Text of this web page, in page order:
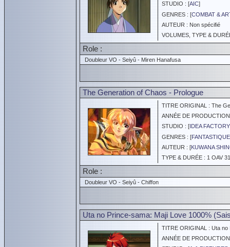
STUDIO : [AIC]
GENRES : [COMBAT &
AUTEUR : Non spécifié
VOLUMES, TYPE &
Role :
Doubleur VO - Seiyû - Miren Hanafusa
The Generation of Chaos - Prologue
TITRE ORIGINAL : The
ANNÉE DE
STUDIO : [IDEA FACTORY
GENRES : [
AUTEUR : [KUWANA
TYPE & DURÉE : 1 OAV
Role :
Doubleur VO - Seiyû - Chiffon
Uta no Prince-sama: Maji Love 1000%
TITRE ORIGINAL : Uta
ANNÉE DE